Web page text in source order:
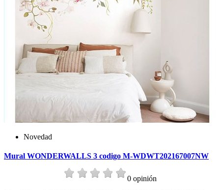
Novedad
Mural WONDERWALLS 3 codigo M-WDWT202167007NW
0 opinión